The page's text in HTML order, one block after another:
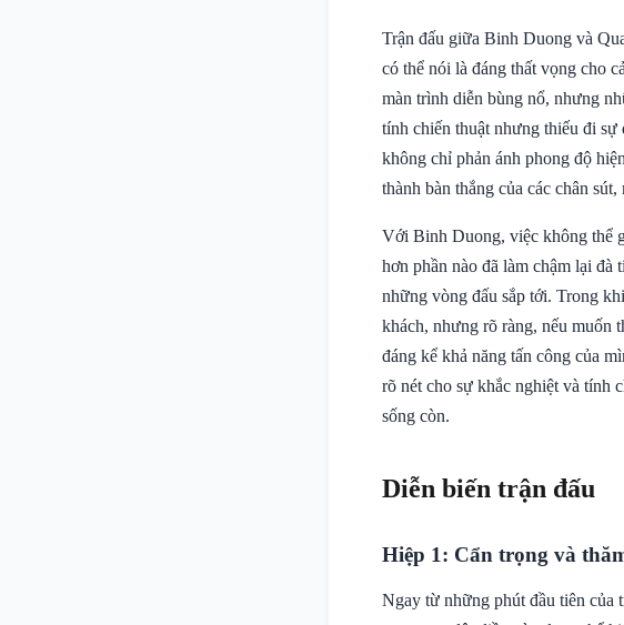
Trận đấu giữa Binh Duong và
có thể nói là đáng thất vọng cho
màn trình diễn bùng nổ, nhưng
tính chiến thuật nhưng thiếu đi
không chỉ phản ánh phong độ
thành bàn thắng của các chân
Với Binh Duong, việc không thể
hơn phần nào đã làm chậm lại đà
những vòng đấu sắp tới. Trong
khách, nhưng rõ ràng, nếu muốn
đáng kể khả năng tấn công của
rõ nét cho sự khắc nghiệt và tính
sống còn.
Diễn biến trận đấu
Hiệp 1: Cẩn trọng và
Ngay từ những phút đầu tiên của